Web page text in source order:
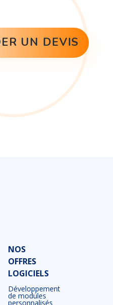
UN DEVIS
NOS
OFFRES
LOGICIELS
Développement
de modules
personnalisés